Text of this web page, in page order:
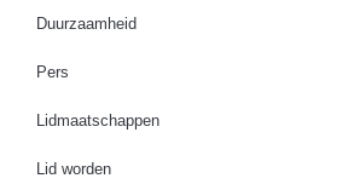
Duurzaamheid
Pers
Lidmaatschappen
Lid worden